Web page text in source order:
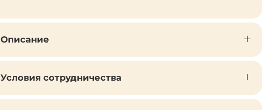
Описание
Условия сотрудничества